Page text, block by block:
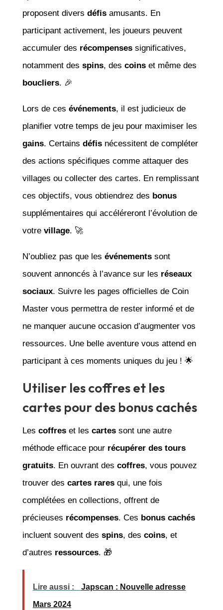
proposent divers défisamusants. En
participant activement, les joueurs peuvent
accumuler des récompensessignificatives,
notamment des spins, des coinset même des
boucliers. 🎉
Lors de ces événements, il est judicieux de
planifier votre temps de jeu pour maximiser les
gains. Certains défisnécessitent de compléter
des actions spécifiques comme attaquer des
villages ou collecter des cartes. En remplissant
ces objectifs, vous obtiendrez des bonus
supplémentaires qui accéléreront l’évolution de
votre village. 🚀
N’oubliez pas que les événementssont
souvent annoncés à l’avance sur les réseaux
sociaux. Suivre les pages officielles de Coin
Master vous permettra de rester informé et de
ne manquer aucune occasion d’augmenter vos
ressources. Une belle aventure vous attend en
participant à ces moments uniques du jeu ! 🌟
Utiliser les coffres et les
cartes pour des bonus cachés
Les coffreset les cartessont une autre
méthode efficace pour récupérer des tours
gratuits. En ouvrant des coffres, vous pouvez
trouver des cartes raresqui, une fois
complétées en collections, offrent de
précieuses récompenses. Ces bonus cachés
incluent souvent des spins, des coins, et
d’autres ressources. 🎁
Lire aussi : Japscan : Nouvelle adresse
Mars 2024